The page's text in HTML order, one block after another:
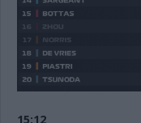
15:12